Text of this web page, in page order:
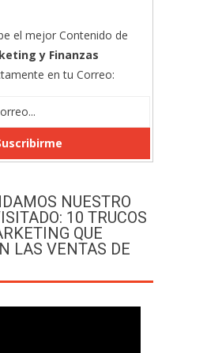
el mejor Contenido de
y Finanzas
en tu Correo:
NUESTRO
10 TRUCOS
QUE
LAS VENTAS DE